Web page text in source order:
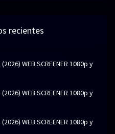
recientes
WEB SCREENER 1080p y
WEB SCREENER 1080p y
WEB SCREENER 1080p y